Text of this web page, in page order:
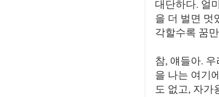
대단하다. 얼
을 더 벌면 멋
각할수록 꿈
참, 얘들아.
을 나는 여기
도 없고, 자가